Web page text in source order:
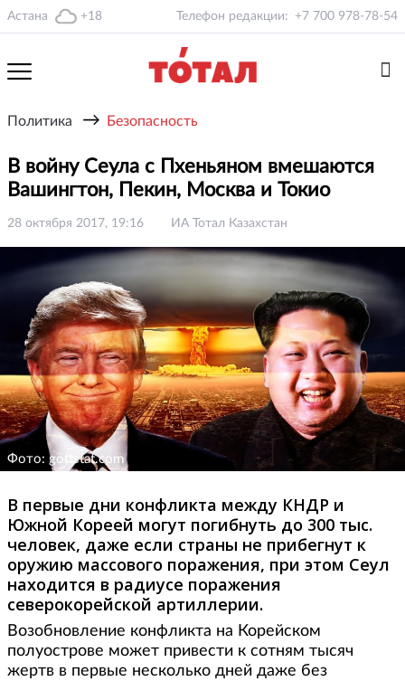
Астана +18 Телефон редакции: +7 700 978-78-54
Политика → Безопасность
В войну Сеула с Пхеньяном вмешаются
Вашингтон, Пекин, Москва и Токио
28 октября 2017, 19:16 ИА Тотал Казахстан
Фото: gottstat.com
В первые дни конфликта между КНДР и
Южной Кореей могут погибнуть до 300 тыс.
человек, даже если страны не прибегнут к
оружию массового поражения, при этом Сеул
находится в радиусе поражения
северокорейской артиллерии.
Возобновление конфликта на Корейском
полуострове может привести к сотням тысяч
жертв в первые несколько дней даже без